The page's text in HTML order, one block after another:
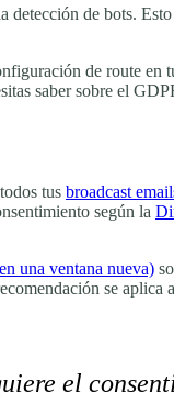
de bots.
de route en
saber sobre el
tus broadcast
según la
una ventana nueva)
se aplica
el